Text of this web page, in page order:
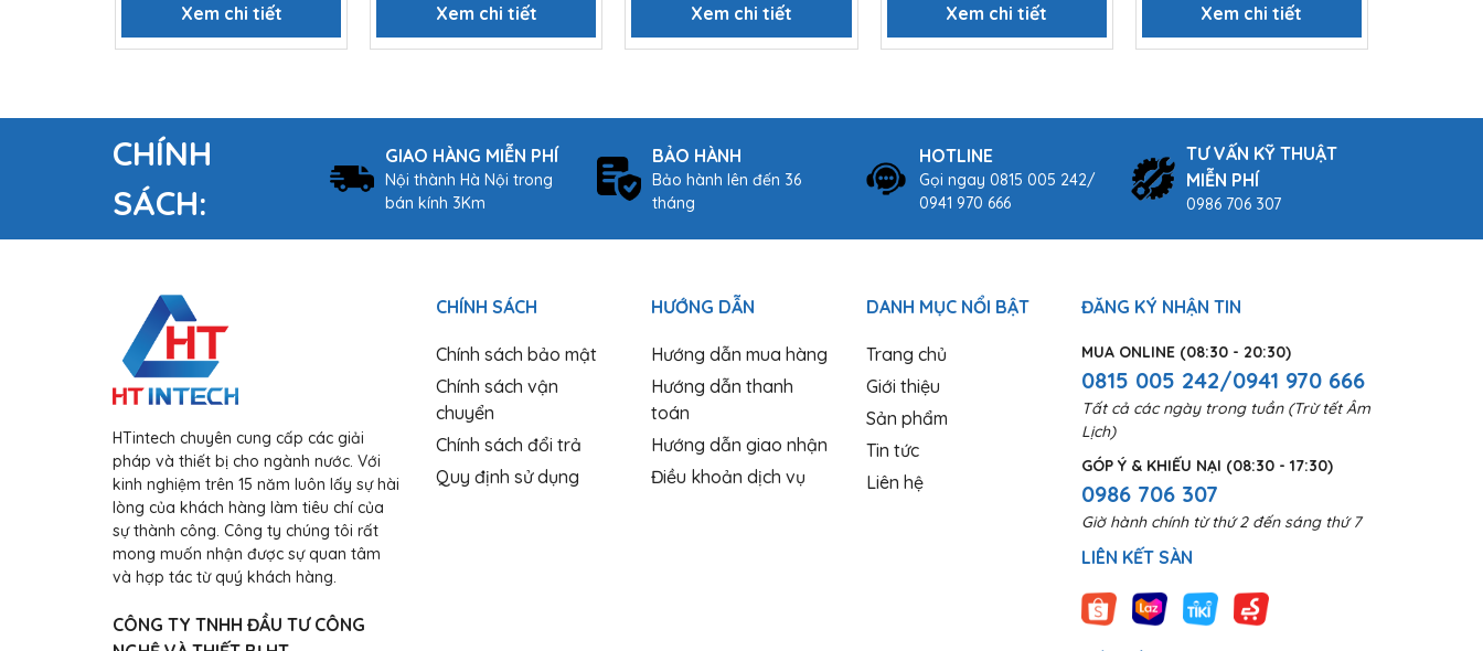
Xem chi tiết Xem chi tiết Xem chi tiết Xem chi tiết Xem chi tiết
CHÍNH
SÁCH:
GIAO HÀNG MIỄN PHÍ
Nội thành Hà Nội trong
bán kính 3Km
BẢO HÀNH
Bảo hành lên đến 36
tháng
HOTLINE
Gọi ngay 0815 005 242/
0941 970 666
TƯ VẤN KỸ THUẬT
MIỄN PHÍ
0986 706 307
HTintech chuyên cung cấp các giải
pháp và thiết bị cho ngành nước. Với
kinh nghiệm trên 15 năm luôn lấy sự hài
lòng của khách hàng làm tiêu chí của
sự thành công. Công ty chúng tôi rất
mong muốn nhận được sự quan tâm
và hợp tác từ quý khách hàng.
CÔNG TY TNHH ĐẦU TƯ CÔNG
CHÍNH SÁCH
Chính sách bảo mật
Chính sách vận
chuyển
Chính sách đổi trả
Quy định sử dụng
HƯỚNG DẪN
Hướng dẫn mua hàng
Hướng dẫn thanh
toán
Hướng dẫn giao nhận
Điều khoản dịch vụ
DANH MỤC NỔI BẬT
Trang chủ
Giới thiệu
Sản phẩm
Tin tức
Liên hệ
ĐĂNG KÝ NHẬN TIN
MUA ONLINE (08:30 - 20:30)
0815 005 242/0941 970 666
Tất cả các ngày trong tuần (Trừ tết Âm
Lịch)
GÓP Ý & KHIẾU NẠI (08:30 - 17:30)
0986 706 307
Giờ hành chính từ thứ 2 đến sáng thứ 7
LIÊN KẾT SÀN